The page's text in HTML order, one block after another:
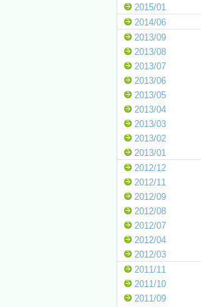
2015/01
2014/06
2013/09
2013/08
2013/07
2013/06
2013/05
2013/04
2013/03
2013/02
2013/01
2012/12
2012/11
2012/09
2012/08
2012/07
2012/04
2012/03
2011/11
2011/10
2011/09